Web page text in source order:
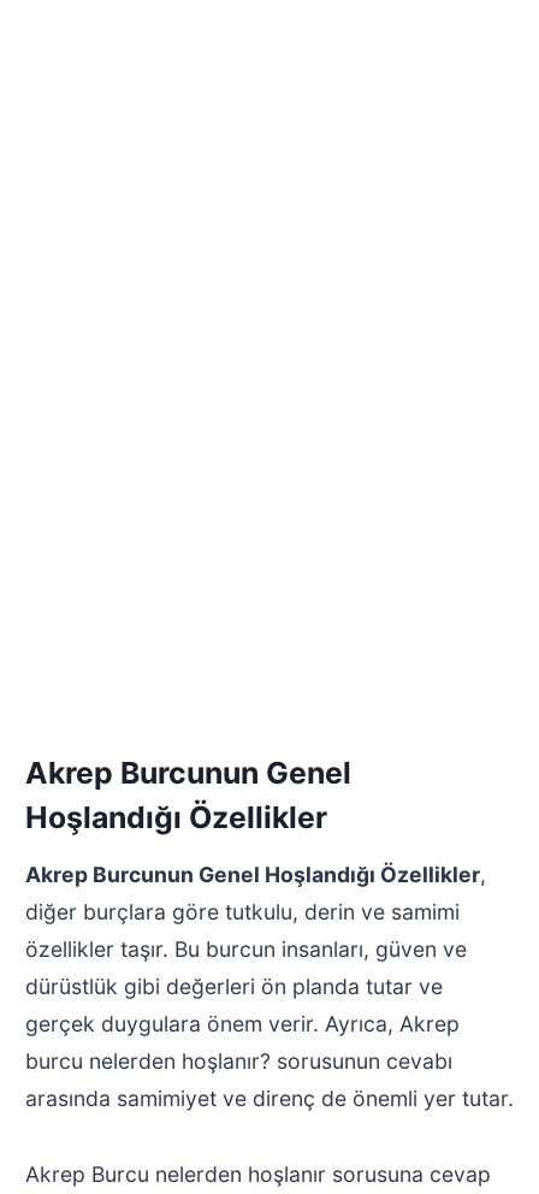
Akrep Burcunun Genel
Hoşlandığı Özellikler
Akrep Burcunun Genel Hoşlandığı Özellikler,
diğer burçlara göre tutkulu, derin ve samimi
özellikler taşır. Bu burcun insanları, güven ve
dürüstlük gibi değerleri ön planda tutar ve
gerçek duygulara önem verir. Ayrıca, Akrep
burcu nelerden hoşlanır? sorusunun cevabı
arasında samimiyet ve direnç de önemli yer tutar.
Akrep Burcu nelerden hoşlanır sorusuna cevap